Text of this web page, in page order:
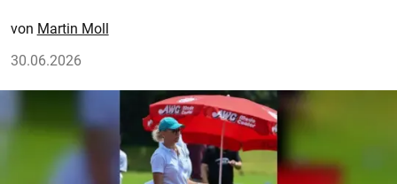
Martin Moll
30.06.2026